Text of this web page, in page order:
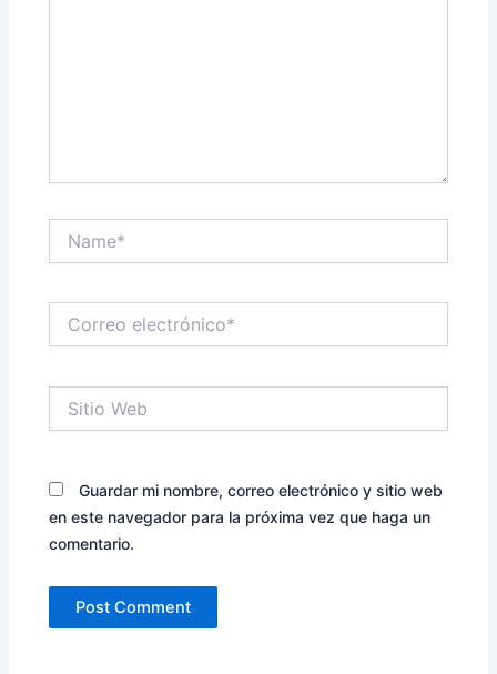
electrónico*
Web
Guardar mi nombre, correo electrónico y sitio web
en este navegador para la próxima vez que haga un
comentario.